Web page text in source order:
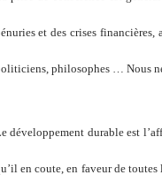
et des crises
philosophes … Nous
développement durable est
en coute, en faveur de